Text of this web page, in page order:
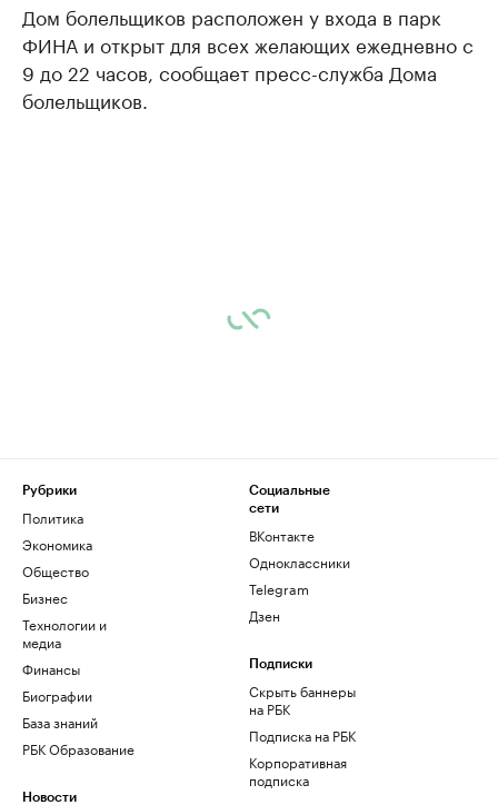
Дом болельщиков расположен у входа в парк
ФИНА и открыт для всех желающих ежедневно с
9 до 22 часов, сообщает пресс-служба Дома
болельщиков.
Рубрики
Политика
Экономика
Общество
Бизнес
Технологии и
медиа
Финансы
Биографии
База знаний
РБК Образование
Новости
Социальные
сети
ВКонтакте
Одноклассники
Telegram
Дзен
Подписки
Скрыть баннеры
на РБК
Подписка на РБК
Корпоративная
подписка